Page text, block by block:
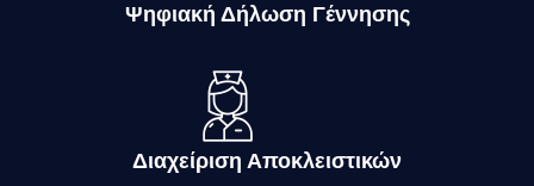
Ψηφιακή Δήλωση Γέννησης
Διαχείριση Αποκλειστικών